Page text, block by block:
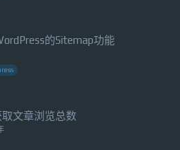
的Sitemap功能
文章浏览总数